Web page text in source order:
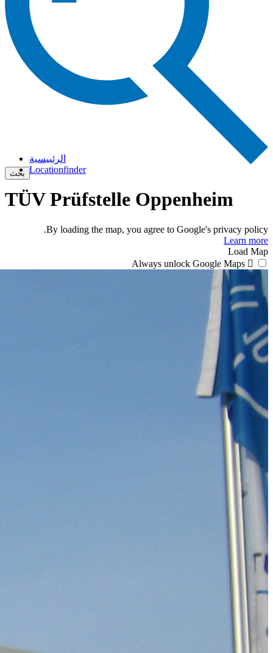
بحث
الرئييسية
Locationfinder
TÜV Prüfstelle Oppenheim
By loading the map, you agree to Google's privacy policy.
Learn more
Load Map
Always unlock Google Maps